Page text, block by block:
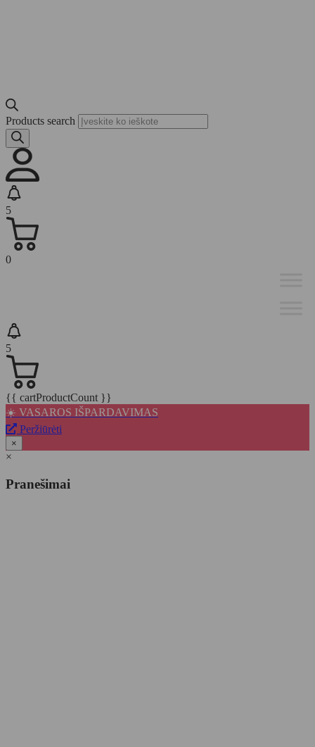
Products search
5
0
5
{{ cartProductCount }}
☀️ VASAROS IŠPARDAVIMAS
Peržiūrėti
×
×
Pranešimai